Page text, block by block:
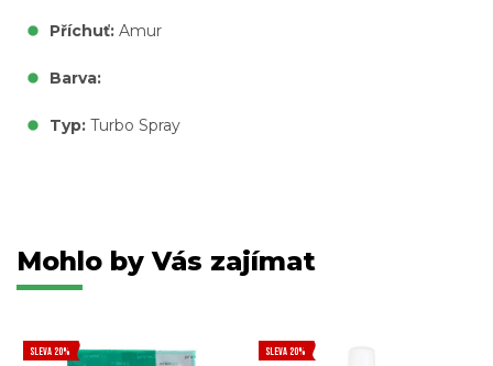
Příchuť: Amur
Barva:
Typ: Turbo Spray
Mohlo by Vás zajímat
SLEVA 20% SLEVA 20%